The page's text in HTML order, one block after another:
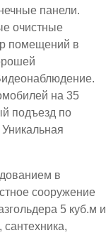
панели.
очистные
помещений в
на 35
подъезд по
в
сооружение
5 куб.м и